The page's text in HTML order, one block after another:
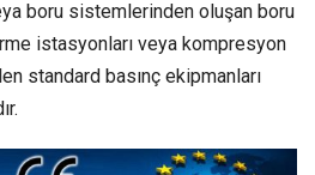
boru sistemlerinden oluşan boru
istasyonları veya kompresyon
standard basınç ekipmanları